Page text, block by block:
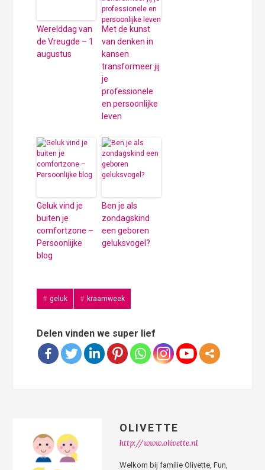
Werelddag van
de Vreugde – 1
augustus
Met de kunst
van denken in
kansen
transformeer jij
je
professionele
en persoonlijke
leven
Geluk vind je
buiten je
comfortzone –
Persoonlijke
blog
Ben je als
zondagskind
een geboren
geluksvogel?
geluk kraamweek
Delen vinden we super lief
OLIVETTE
http://www.olivette.nl
Welkom bij familie Olivette, Fun,